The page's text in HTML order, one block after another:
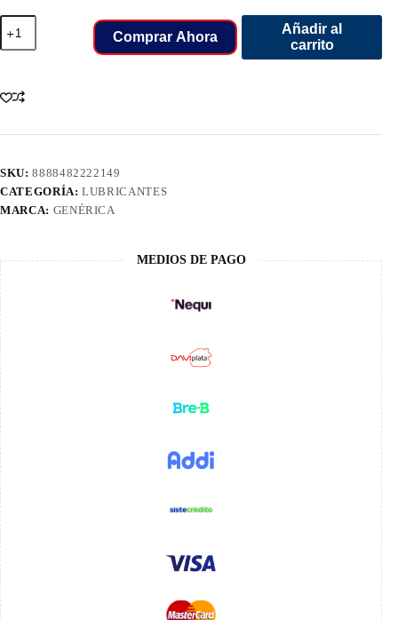
Aceite
Elf
5W30
Synthetic
Comprar Ahora
Añadir al
carrito
SKU:8888482222149
CATEGORÍA:LUBRICANTES
MARCA: GENÉRICA
MEDIOS DE PAGO